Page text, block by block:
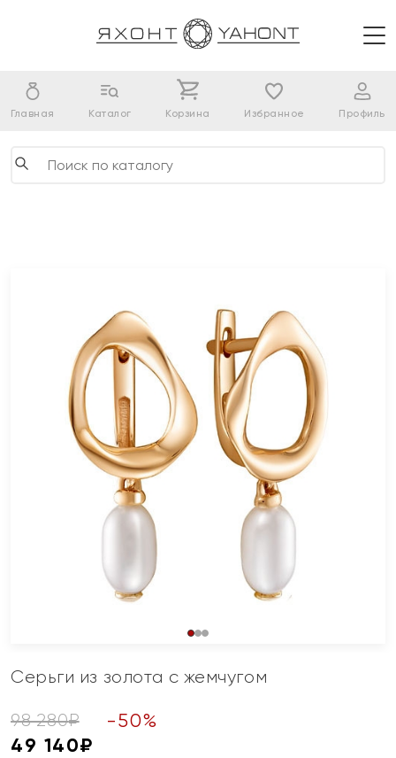
Главная Каталог Корзина Избранное Профиль
Серьги из золота с жемчугом
98 280₽ -50%
49 140₽